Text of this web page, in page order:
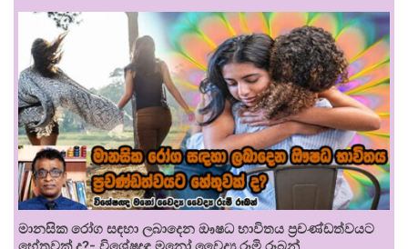
මානසික රෝග සඳහා ලබාදෙන ඖෂධ භාවිතය ප්‍රචණ්ඩත්වයට
හේතුවක් ද?- විශේෂඥ මනෝ වෛද්‍ය රූමි රූබන්